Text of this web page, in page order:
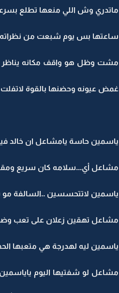
ماتدري وش اللي منعها تطلع
ساعتها بس يوم شبعت من
مشت وظل هو واقف مكانه يناظر
غمض عيونه وحضنها بالقوة لاتفلت
ياسمين حاسة يامشاعل ان خالد
مشاعل أي...سلامه كان سريع
ياسمين لاتتحسسين ..السالفة
مشاعل تهقين زعلان على تعب
ياسمين ليه لهدرجة هي متعبها
مشاعل لو شفتيها اليوم